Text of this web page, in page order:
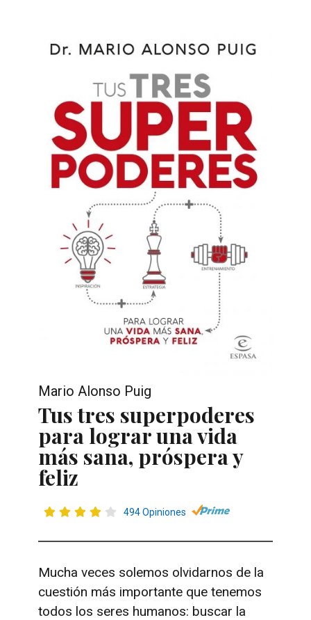
Mario Alonso Puig
Tus tres superpoderes
para lograr una vida
más sana, próspera y
feliz
494 Opiniones
Mucha veces solemos olvidarnos de la
cuestión más importante que tenemos
todos los seres humanos: buscar la